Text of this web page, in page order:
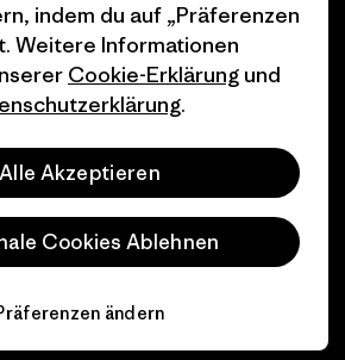
Rights Reserved.
indem du auf „Präferenzen
Weitere Informationen
Cookie-Erklärung und
.
Alle Akzeptieren
Cookies Ablehnen
ändern